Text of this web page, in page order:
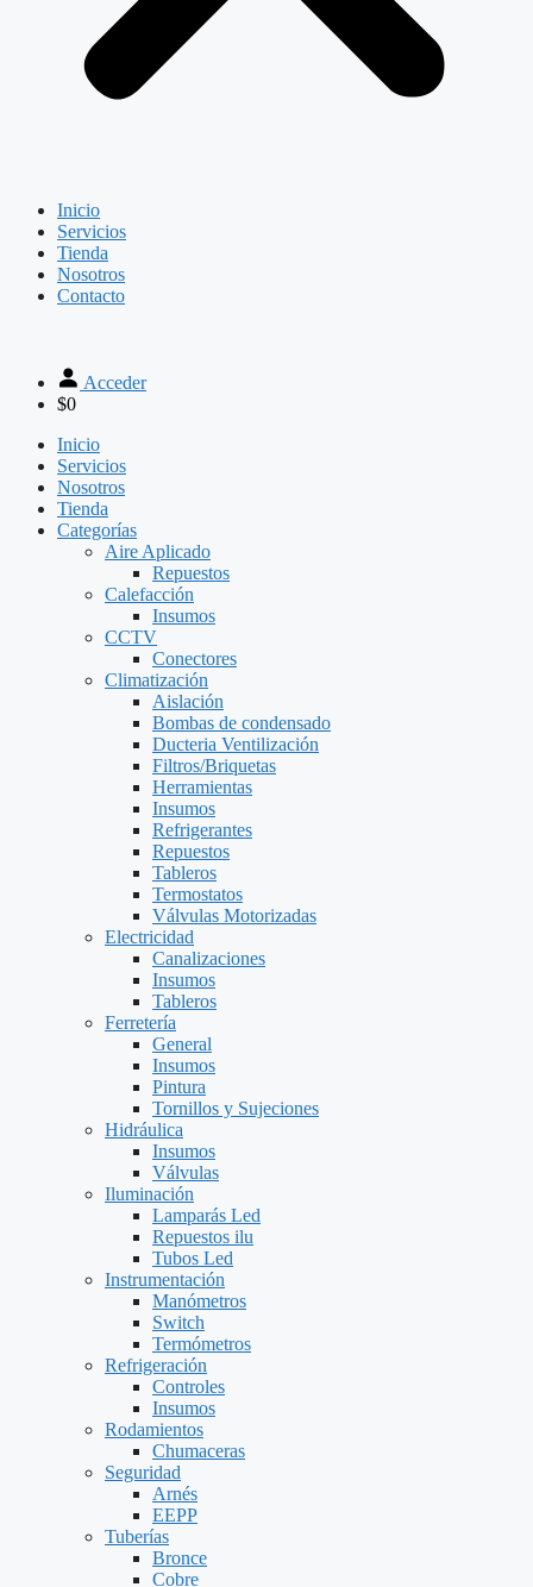
Inicio
Servicios
Tienda
Nosotros
Contacto
Acceder
$0
Inicio
Servicios
Nosotros
Tienda
Categorías
Aire Aplicado
Repuestos
Calefacción
Insumos
CCTV
Conectores
Climatización
Aislación
Bombas de condensado
Ducteria Ventilización
Filtros/Briquetas
Herramientas
Insumos
Refrigerantes
Repuestos
Tableros
Termostatos
Válvulas Motorizadas
Electricidad
Canalizaciones
Insumos
Tableros
Ferretería
General
Insumos
Pintura
Tornillos y Sujeciones
Hidráulica
Insumos
Válvulas
Iluminación
Lamparás Led
Repuestos ilu
Tubos Led
Instrumentación
Manómetros
Switch
Termómetros
Refrigeración
Controles
Insumos
Rodamientos
Chumaceras
Seguridad
Arnés
EEPP
Tuberías
Bronce
Cobre